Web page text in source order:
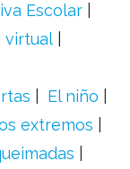
Escolar
virtual
El niño
extremos